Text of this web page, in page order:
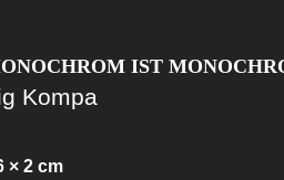
IST
Kompa
× 2 cm